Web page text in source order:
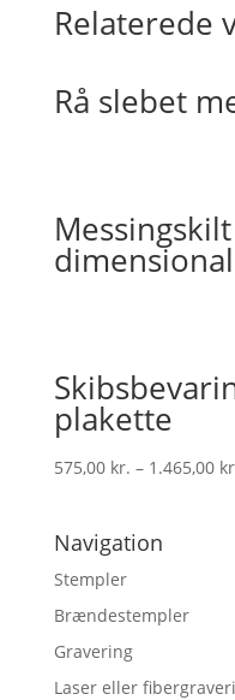
Relaterede
Rå slebet
plakette
575,00 kr. – 1.465,00
Navigation
Stempler
Brændestempler
Gravering
Laser eller